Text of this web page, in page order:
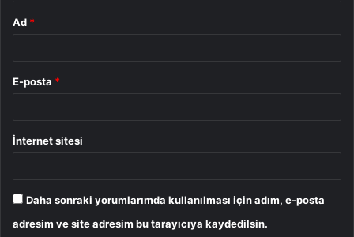
Ad *
E-posta *
İnternet sitesi
Daha sonraki yorumlarımda kullanılması için adım, e-posta
adresim ve site adresim bu tarayıcıya kaydedilsin.